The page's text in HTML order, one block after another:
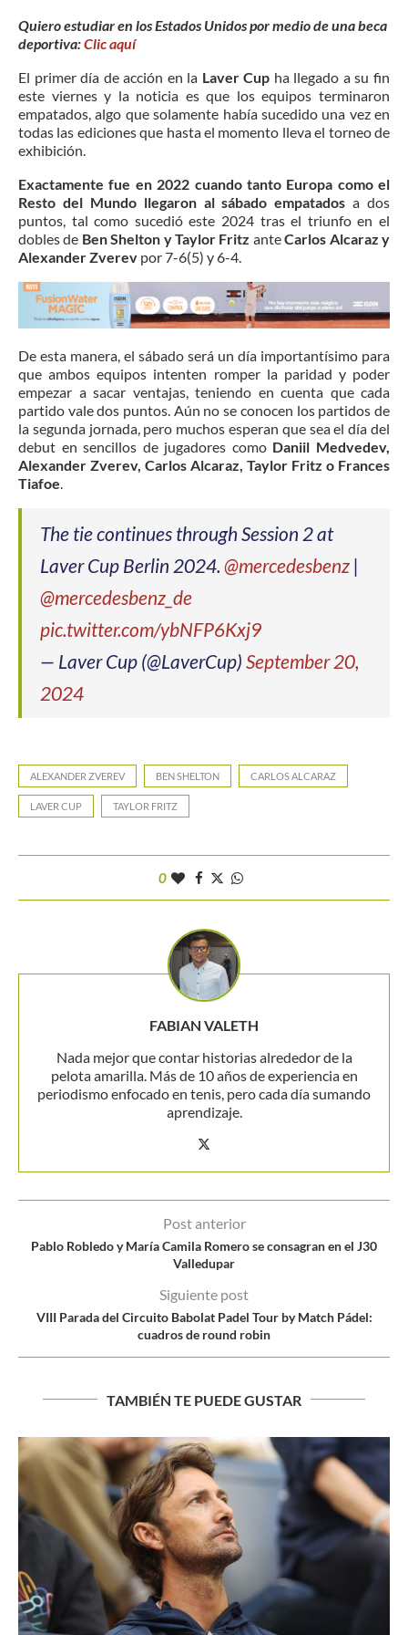
Quiero estudiar en los Estados Unidos por medio de una beca
deportiva:Clic aquí
El primer día de acción en la Laver Cup ha llegado a su fin
este viernes y la noticia es que los equipos terminaron
empatados, algo que solamente había sucedido una vez en
todas las ediciones que hasta el momento lleva el torneo de
exhibición.
Exactamente fue en 2022 cuando tanto Europa como el
Resto del Mundo llegaron al sábado empatados a dos
puntos, tal como sucedió este 2024 tras el triunfo en el
dobles de Ben Shelton y Taylor Fritz anteCarlos Alcaraz y
Alexander Zverev por 7-6(5) y 6-4.
De esta manera, el sábado será un día importantísimo para
que ambos equipos intenten romper la paridad y poder
empezar a sacar ventajas, teniendo en cuenta que cada
partido vale dos puntos. Aún no se conocen los partidos de
la segunda jornada, pero muchos esperan que sea el día del
debut en sencillos de jugadores como Daniil Medvedev,
Alexander Zverev, Carlos Alcaraz, Taylor Fritz o Frances
Tiafoe
The tie continues through Session 2 at
Laver Cup Berlin 2024. @mercedesbenz |
@mercedesbenz_de
pic.twitter.com/ybNFP6Kxj9
— Laver Cup (@LaverCup) September 20,
2024
ALEXANDER ZVEREV BEN SHELTON CARLOS ALCARAZ
LAVER CUP TAYLOR FRITZ
0
FABIAN VALETH
Nada mejor que contar historias alrededor de la
pelota amarilla. Más de 10 años de experiencia en
periodismo enfocado en tenis, pero cada día sumando
aprendizaje.
Post anterior
Pablo Robledo y María Camila Romero se consagran en el J30
Valledupar
Siguiente post
VIII Parada del Circuito Babolat Padel Tour by Match Pádel:
cuadros de round robin
TAMBIÉN TE PUEDE GUSTAR
Crece la expectativa en torno a la exhibición de Federer...